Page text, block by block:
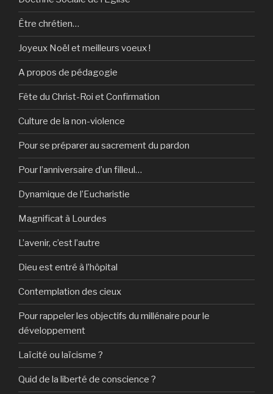
Être chrétien…
Joyeux Noël et meilleurs voeux !
A propos de pédagogie
Fête du Christ-Roi et Confirmation
Culture de la non-violence
Pour se préparer au sacrement du pardon
Pour l’anniversaire d’un filleul…
Dynamique de l’Eucharistie
Magnificat à Lourdes
L’avenir, c’est l’autre
Dieu est entré à l’hôpital
Contemplation des cieux
Pour rappeler les objectifs du millénaire pour le
développement
Laïcité ou laïcisme ?
Quid de la liberté de conscience ?